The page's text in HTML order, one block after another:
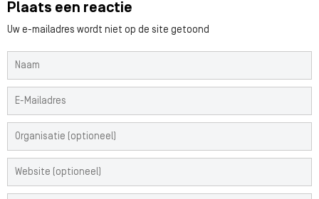
Plaats een reactie
Uw e-mailadres wordt niet op de site getoond